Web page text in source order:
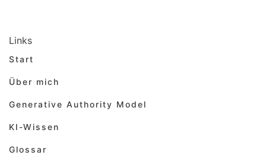
Links
Start
Über mich
Generative Authority Model
KI-Wissen
Glossar